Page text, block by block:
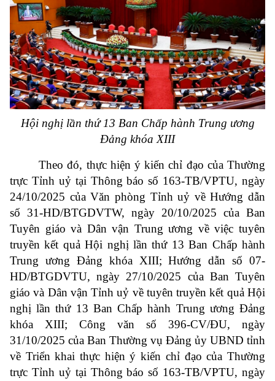
Hội nghị lần thứ 13 Ban Chấp hành Trung ương
Đảng khóa XIII
Theo đó, thực hiện ý kiến chỉ đạo của Thường
trực Tỉnh uỷ tại Thông báo số 163-TB/VPTU, ngày
24/10/2025 của Văn phòng Tỉnh uỷ về Hướng dẫn
số 31-HD/BTGDVTW, ngày 20/10/2025 của Ban
Tuyên giáo và Dân vận Trung ương về việc tuyên
truyền kết quả Hội nghị lần thứ 13 Ban Chấp hành
Trung ương Đảng khóa XIII; Hướng dẫn số 07-
HD/BTGDVTU, ngày 27/10/2025 của Ban Tuyên
giáo và Dân vận Tỉnh uỷ về tuyên truyền kết quả Hội
nghị lần thứ 13 Ban Chấp hành Trung ương Đảng
khóa XIII; Công văn số 396-CV/ĐU, ngày
31/10/2025 của Ban Thường vụ Đảng ủy UBND tỉnh
về Triển khai thực hiện ý kiến chỉ đạo của Thường
trực Tỉnh uỷ tại Thông báo số 163-TB/VPTU, ngày